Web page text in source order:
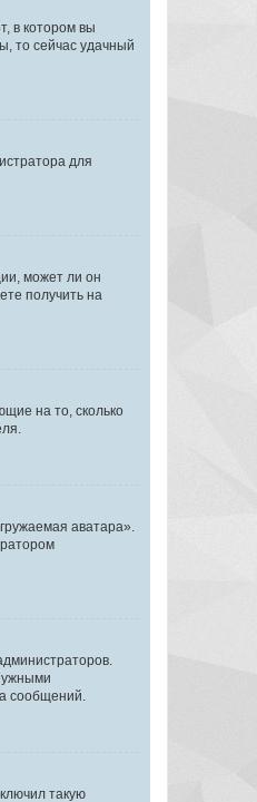
в котором вы
то сейчас удачный
для
может ли он
получить на
на то, сколько
аватара».
сообщений.
такую